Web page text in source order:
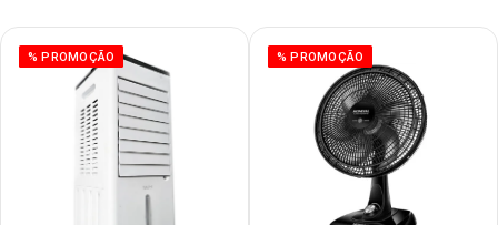
% PROMOÇÃO % PROMOÇÃO